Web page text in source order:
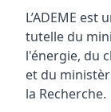
L’ADEME
tutelle du
l'énergie, du
et du
la Recherche.